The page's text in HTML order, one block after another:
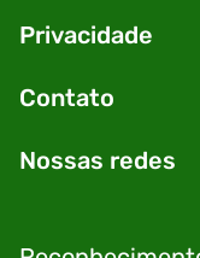
Privacidade
Contato
Nossas redes